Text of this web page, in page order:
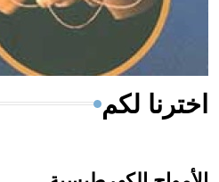
من مادة كربونات الكلسيوم، وهو
أجود أنواعه، ويمتاز بكبر الحجم
اخترنا لكم